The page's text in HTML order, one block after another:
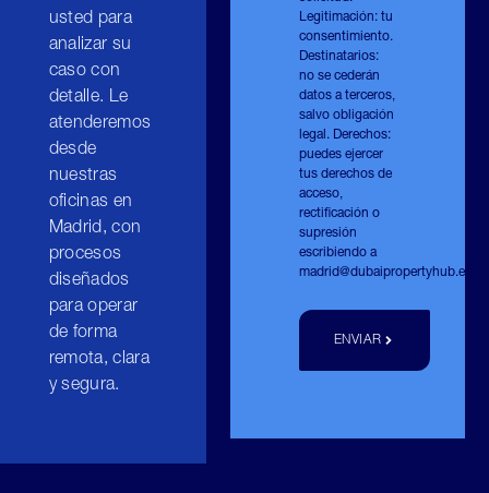
usted para
analizar su
caso con
detalle. Le
atenderemos
desde
nuestras
oficinas en
Madrid, con
procesos
diseñados
para operar
de forma
remota, clara
y segura.
Legitimación: tu
consentimiento.
Destinatarios:
no se cederán
datos a terceros,
salvo obligación
legal. Derechos:
puedes ejercer
tus derechos de
acceso,
rectificación o
supresión
escribiendo a
madrid@dubaipropertyhub.es
ENVIAR